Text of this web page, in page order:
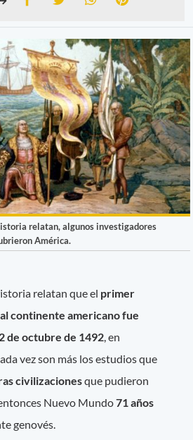
relatan, algunos investigadores
América.
relatan que el primer
continente americano fue
de octubre de 1492 , en
vez son más los estudios que
civilizacionesque pudieron
Nuevo Mundo71 años
genovés.